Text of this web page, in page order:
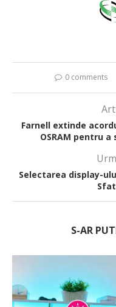
0 comments
Farnell extinde
OSRAM pentru
Selectarea display-
S-AR